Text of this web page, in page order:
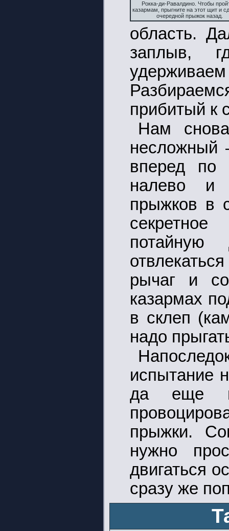
Рокка-ди-Равалдино. Чтобы
казармам, прыгните на этот щит и
очередной прыжок назад.
область.
заплыв,
прибитый к
Нам
несложный
вперед по
налево и
прыжков в
рычаг и
казармах
в склеп
надо
испытание
да еще
прыжки.
нужно
двигаться
сразу же